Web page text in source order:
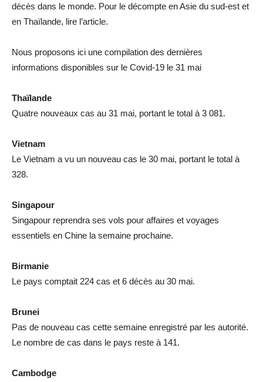
décès dans le monde. Pour le décompte en Asie du sud-est et
en Thaïlande, lire l’article.
Nous proposons ici une compilation des dernières
informations disponibles sur le Covid-19 le 31 mai
Thaïlande
Quatre nouveaux cas au 31 mai, portant le total à 3 081.
Vietnam
Le Vietnam a vu un nouveau cas le 30 mai, portant le total à
328.
Singapour
Singapour reprendra ses vols pour affaires et voyages
essentiels en Chine la semaine prochaine.
Birmanie
Le pays comptait 224 cas et 6 décès au 30 mai.
Brunei
Pas de nouveau cas cette semaine enregistré par les autorité.
Le nombre de cas dans le pays reste à 141.
Cambodge